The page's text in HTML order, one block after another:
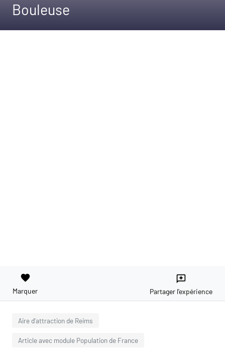
Bouleuse
favorite
Marquer
reviews
Partager l'expérience
Aire d'attraction de Reims
Article avec module Population de France